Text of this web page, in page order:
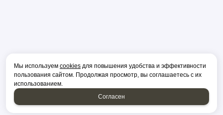
Мы используем cookies для повышения удобства и эффективности
пользования сайтом. Продолжая просмотр, вы соглашаетесь с их
использованием.
Согласен